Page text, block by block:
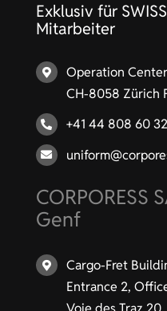
Exklusiv für
Mitarbeiter
Operation Center
CH-8058 Zürich
+41 44 808 60 32
CORPORESS
Genf
Cargo-Fret
Entrance 2,